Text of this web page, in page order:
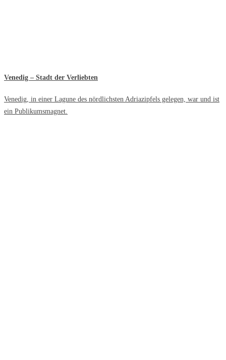
Venedig – Stadt der Verliebten
Venedig, in einer Lagune des nördlichsten Adriazipfels gelegen, war und ist
ein Publikumsmagnet.